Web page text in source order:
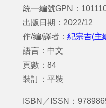
統一編號GPN：
出版日期：2022/12
作/編/譯者： 紀宗吉(主
語言：中文
頁數：84
裝訂：平裝
ISBN／ISSN：